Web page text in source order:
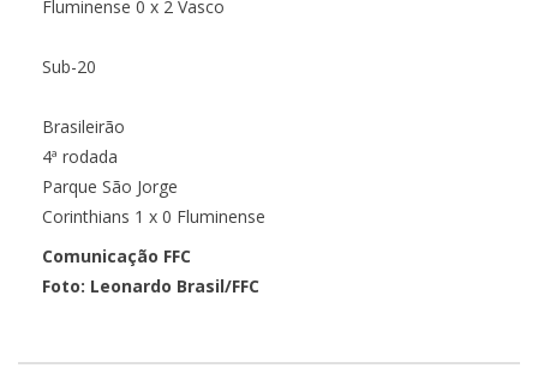
Fluminense 0 x 2 Vasco
Sub-20
Brasileirão
4ª rodada
Parque São Jorge
Corinthians 1 x 0 Fluminense
Comunicação FFC
Foto: Leonardo Brasil/FFC